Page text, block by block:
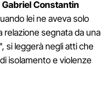
Gabriel Constantin
lei ne aveva solo
relazione segnata da una
", si leggerà negli atti che
isolamento e violenze